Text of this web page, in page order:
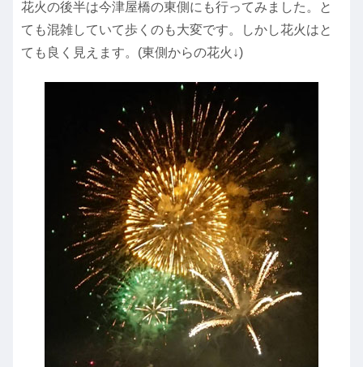
花火の後半は今津屋橋の東側にも行ってみました。と
ても混雑していて歩くのも大変です。しかし花火はと
ても良く見えます。(東側からの花火↓)